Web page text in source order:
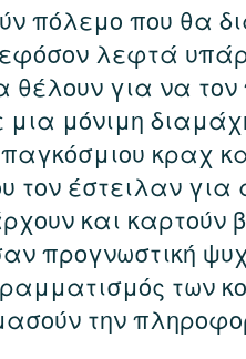
πόλεμο που θα
λεφτά
θέλουν για να
μόνιμη
κραχ
έστειλαν για
και καρτούν
προγνωστική
των
την